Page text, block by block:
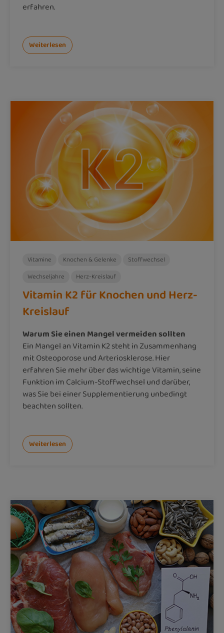
erfahren.
Weiterlesen
Vitamine Knochen & Gelenke
Stoffwechsel
Wechseljahre
Herz-Kreislauf
Vitamin K2 für Knochen und Herz-
Kreislauf
Warum Sie einen Mangel vermeiden sollten
Ein Mangel an Vitamin K2 steht in Zusammenhang
mit Osteoporose und Arteriosklerose. Hier
erfahren Sie mehr über das wichtige Vitamin, seine
Funktion im Calcium-Stoffwechsel und darüber,
was Sie bei einer Supplementierung unbedingt
beachten sollten.
Weiterlesen